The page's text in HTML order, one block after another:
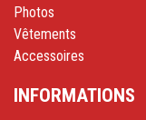
Photos
Vêtements
Accessoires
INFORMATIONS